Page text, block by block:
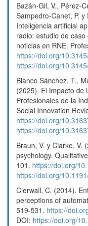
Bazán-Gil, V., Pérez-
Sampedro-Canet, P.
Inteligencia artificial
radio: estudio de
noticias en RNE.
https://doi.org/
https://doi.org/
Blanco Sánchez, T.,
(2025). El Impacto de
Profesionales de la
Social Innovation
https://doi.org/
https://doi.org/
Braun, V. y Clarke, V.
psychology.
101. https://doi.org/
https://doi.org/
Clerwall, C. (2014).
perceptions of
519-531. https://
DOI: https://doi.org/